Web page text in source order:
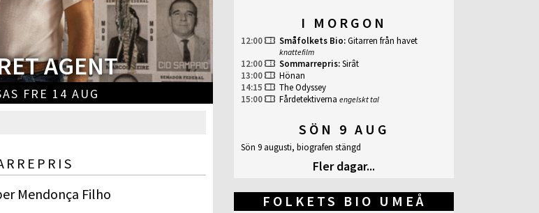
I MORGON
12:00 Småfolkets Bio:Gitarren från havet
knattefilm
12:00 Sommarrepris:Sirât
13:00
Hönan
14:15
The Odyssey
15:00
Fårdetektiverna engelskt tal
SÖN 9 AUG
Sön 9 augusti, biografen stängd
Fler dagar...
FOLKETS BIO UMEÅ
AGENT
FRE 14 AUG
Mendonça Filho